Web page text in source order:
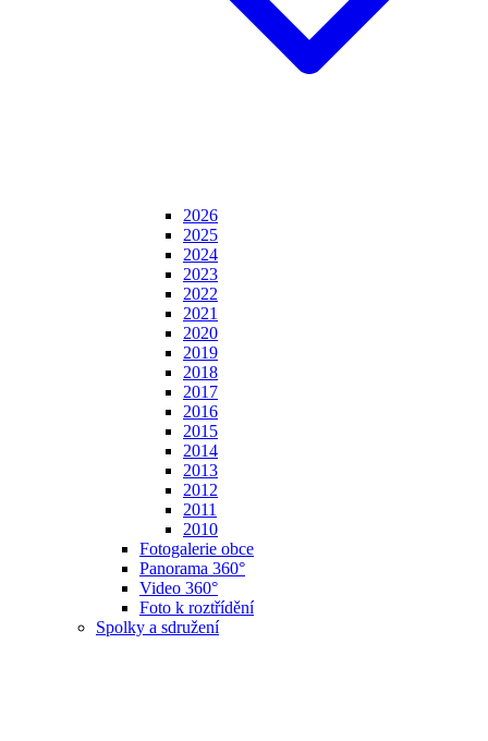
2026
2025
2024
2023
2022
2021
2020
2019
2018
2017
2016
2015
2014
2013
2012
2011
2010
Fotogalerie obce
Panorama 360°
Video 360°
Foto k roztřídění
Spolky a sdružení